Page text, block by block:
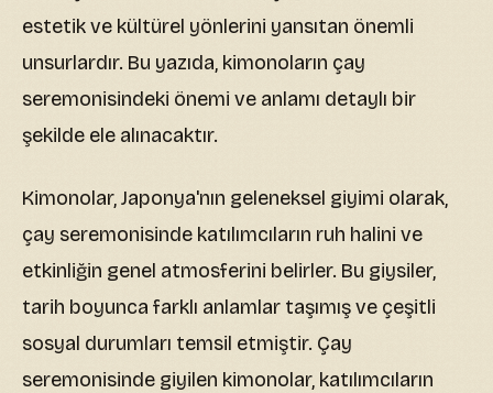
estetik ve kültürel yönlerini yansıtan önemli
unsurlardır. Bu yazıda, kimonoların çay
seremonisindeki önemi ve anlamı detaylı bir
şekilde ele alınacaktır.
Kimonolar, Japonya'nın geleneksel giyimi olarak,
çay seremonisinde katılımcıların ruh halini ve
etkinliğin genel atmosferini belirler. Bu giysiler,
tarih boyunca farklı anlamlar taşımış ve çeşitli
sosyal durumları temsil etmiştir. Çay
seremonisinde giyilen kimonolar, katılımcıların